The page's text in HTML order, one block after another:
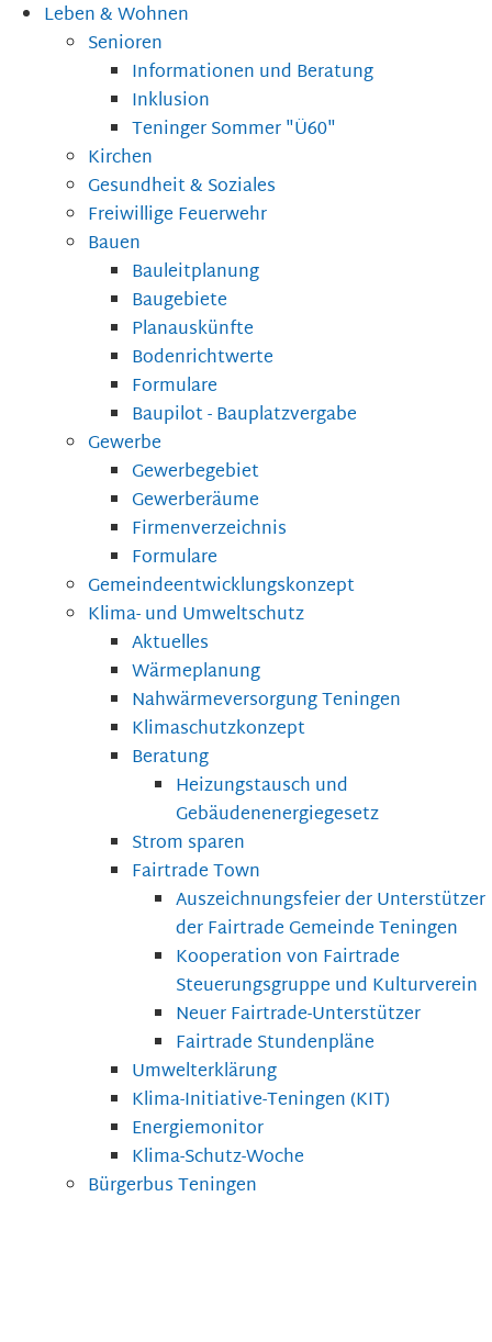
Leben & Wohnen
Senioren
Informationen und Beratung
Inklusion
Teninger Sommer "Ü60"
Kirchen
Gesundheit & Soziales
Freiwillige Feuerwehr
Bauen
Bauleitplanung
Baugebiete
Planauskünfte
Bodenrichtwerte
Formulare
Baupilot - Bauplatzvergabe
Gewerbe
Gewerbegebiet
Gewerberäume
Firmenverzeichnis
Formulare
Gemeindeentwicklungskonzept
Klima- und Umweltschutz
Aktuelles
Wärmeplanung
Nahwärmeversorgung Teningen
Klimaschutzkonzept
Beratung
Heizungstausch und
Gebäudenenergiegesetz
Strom sparen
Fairtrade Town
Auszeichnungsfeier der Unterstützer
der Fairtrade Gemeinde Teningen
Kooperation von Fairtrade
Steuerungsgruppe und Kulturverein
Neuer Fairtrade-Unterstützer
Fairtrade Stundenpläne
Umwelterklärung
Klima-Initiative-Teningen (KIT)
Energiemonitor
Klima-Schutz-Woche
Bürgerbus Teningen